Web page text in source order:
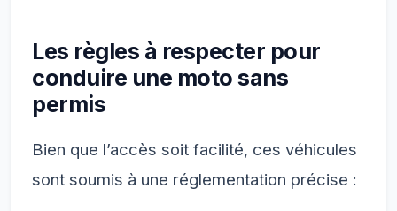
Les règles à respecter pour
conduire une moto sans
permis
Bien que l’accès soit facilité, ces véhicules
sont soumis à une réglementation précise :